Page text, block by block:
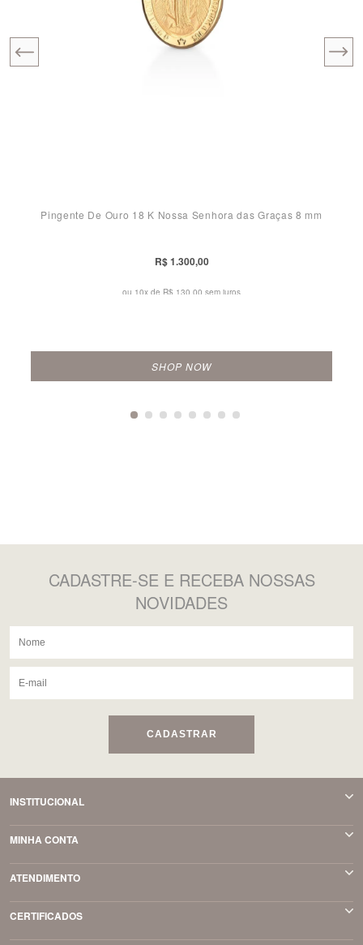
Pingente De Ouro 18 K Nossa Senhora das Graças 8 mm
R$ 1.300,00
ou 10x de R$ 130,00 sem juros
SHOP NOW
CADASTRE-SE E RECEBA NOSSAS
NOVIDADES
CADASTRAR
INSTITUCIONAL
MINHA CONTA
ATENDIMENTO
CERTIFICADOS